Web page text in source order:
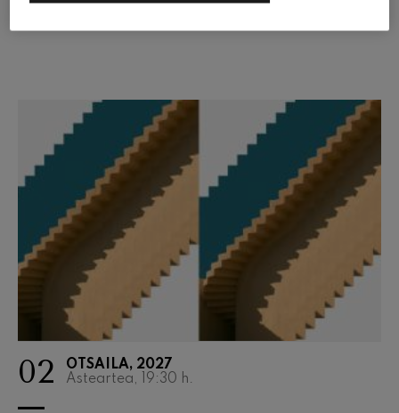
02
OTSAILA, 2027
Asteartea, 19:30 h.